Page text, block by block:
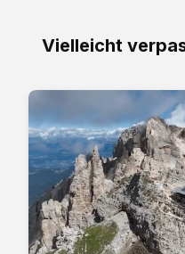
Vielleicht